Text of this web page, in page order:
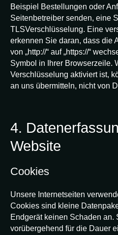
Beispiel Bestellungen oder
Seitenbetreiber senden, eine
TLSVerschlüsselung. Eine
erkennen Sie daran, dass die
von „http://“ auf „https://“
Symbol in Ihrer Browserzeile.
Verschlüsselung aktiviert ist,
an uns übermitteln, nicht von
4.
Website
Cookies
Unsere Internetseiten
Cookies sind kleine
Endgerät keinen Schaden an.
vorübergehend für die Dauer